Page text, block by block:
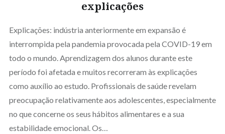
explicações
Explicações: indústria anteriormente em expansão é
interrompida pela pandemia provocada pela COVID-19 em
todo o mundo. Aprendizagem dos alunos durante este
período foi afetada e muitos recorreram às explicações
como auxílio ao estudo. Profissionais de saúde revelam
preocupação relativamente aos adolescentes, especialmente
no que concerne os seus hábitos alimentares e a sua
estabilidade emocional. Os…